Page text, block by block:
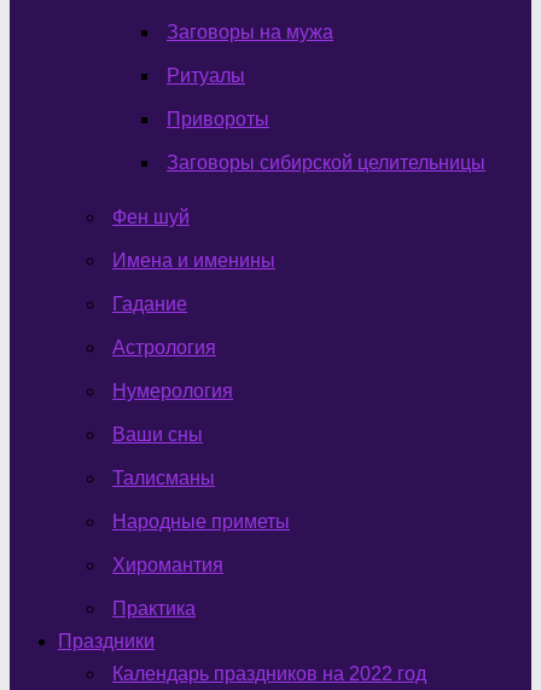
Заговоры на мужа
Ритуалы
Привороты
Заговоры сибирской целительницы
Фен шуй
Имена и именины
Гадание
Астрология
Нумерология
Ваши сны
Талисманы
Народные приметы
Хиромантия
Практика
Праздники
Календарь праздников на 2022 год